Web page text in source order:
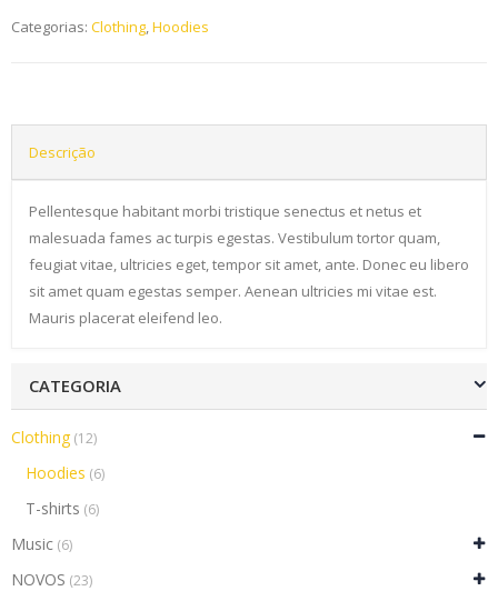
Categorias: Clothing,Hoodies
Descrição
Pellentesque habitant morbi tristique senectus et netus et
malesuada fames ac turpis egestas. Vestibulum tortor quam,
feugiat vitae, ultricies eget, tempor sit amet, ante. Donec eu libero
sit amet quam egestas semper. Aenean ultricies mi vitae est.
Mauris placerat eleifend leo.
CATEGORIA
Clothing (12)
Hoodies (6)
T-shirts (6)
Music (6)
NOVOS (23)